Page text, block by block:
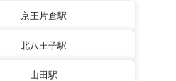
京王片倉駅
北八王子駅
山田駅